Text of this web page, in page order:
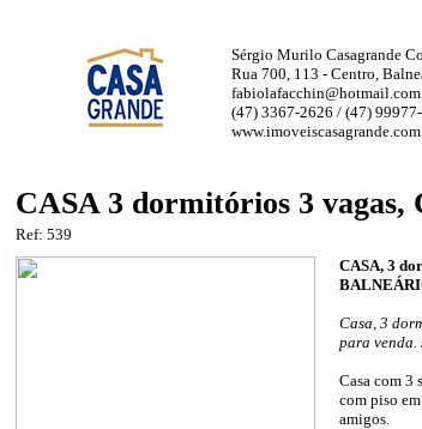
Sérgio Murilo Casagrande
Rua 700, 113 - Centro,
fabiolafacchin@hotmail.com
(47) 3367-2626 / (47)
CASA 3 dormitórios 3 vagas,
Ref: 539
CASA, 3
Casa, 3
para
Casa com 3
com piso
amigos.